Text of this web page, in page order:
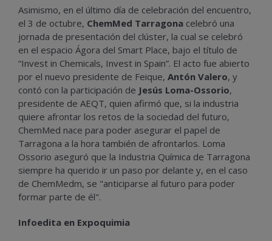
Asimismo, en el último día de celebración del encuentro,
el 3 de octubre, ChemMed Tarragona celebró una
jornada de presentación del clúster, la cual se celebró
en el espacio Ágora del Smart Place, bajo el título de
“Invest in Chemicals, Invest in Spain”. El acto fue abierto
por el nuevo presidente de Feique, Antón Valero, y
contó con la participación de Jesús Loma-Ossorio,
presidente de AEQT, quien afirmó que, si la industria
quiere afrontar los retos de la sociedad del futuro,
ChemMed nace para poder asegurar el papel de
Tarragona a la hora también de afrontarlos. Loma
Ossorio aseguró que la Industria Química de Tarragona
siempre ha querido ir un paso por delante y, en el caso
de ChemMedm, se "anticiparse al futuro para poder
formar parte de él".
Infoedita en Expoquimia